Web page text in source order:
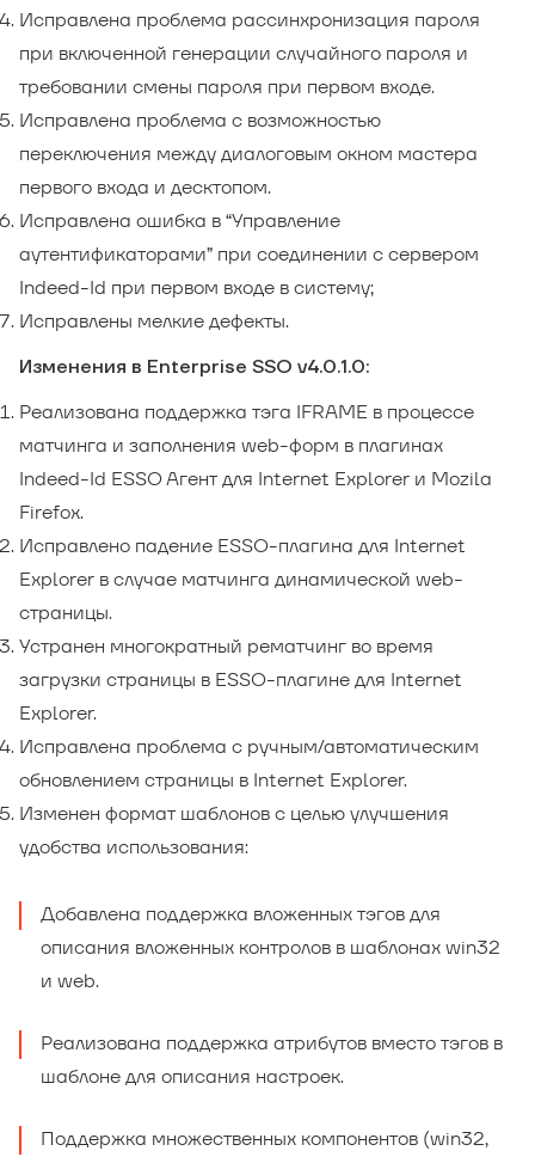
Исправлена проблема рассинхронизация пароля
при включенной генерации случайного пароля и
требовании смены пароля при первом входе.
Исправлена проблема с возможностью
переключения между диалоговым окном мастера
первого входа и десктопом.
Исправлена ошибка в “Управление
аутентификаторами” при соединении с сервером
Indeed-Id при первом входе в систему;
Исправлены мелкие дефекты.
Изменения в Enterprise SSO v4.0.1.0:
Реализована поддержка тэга IFRAME в процессе
матчинга и заполнения web-форм в плагинах
Indeed-Id ESSO Агент для Internet Explorer и Mozila
Firefox.
Исправлено падение ESSO-плагина для Internet
Explorer в случае матчинга динамической web-
страницы.
Устранен многократный рематчинг во время
загрузки страницы в ESSO-плагине для Internet
Explorer.
Исправлена проблема с ручным/автоматическим
обновлением страницы в Internet Explorer.
Изменен формат шаблонов с целью улучшения
удобства использования:
Добавлена поддержка вложенных тэгов для
описания вложенных контролов в шаблонах win32
и web.
Реализована поддержка атрибутов вместо тэгов в
шаблоне для описания настроек.
Поддержка множественных компонентов (win32,